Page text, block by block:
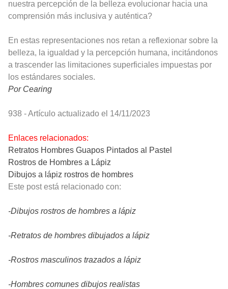
nuestra percepción de la belleza evolucionar hacia una
comprensión más inclusiva y auténtica?
En estas representaciones nos retan a reflexionar sobre la
belleza, la igualdad y la percepción humana, incitándonos
a trascender las limitaciones superficiales impuestas por
los estándares sociales.
Por Cearing
938 - Artículo actualizado el 14/11/2023
Enlaces relacionados:
Retratos Hombres Guapos Pintados al Pastel
Rostros de Hombres a Lápiz
Dibujos a lápiz rostros de hombres
Este post está relacionado con:
-Dibujos rostros de hombres a lápiz
-Retratos de hombres dibujados a lápiz
-Rostros masculinos trazados a lápiz
-Hombres comunes dibujos realistas